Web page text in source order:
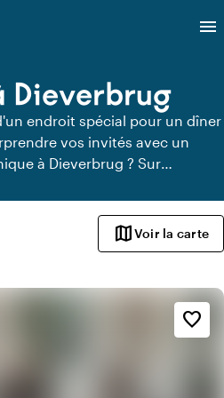
menu
Dieverbrug
endroit spécial pour un dîner
vos invités avec un
à Dieverbrug ? Sur
où vous pouvez dîner en toute
les lieux de restauration privée
mapVoir la carte
favorite_border
Ambiance
style
Hôtel chic